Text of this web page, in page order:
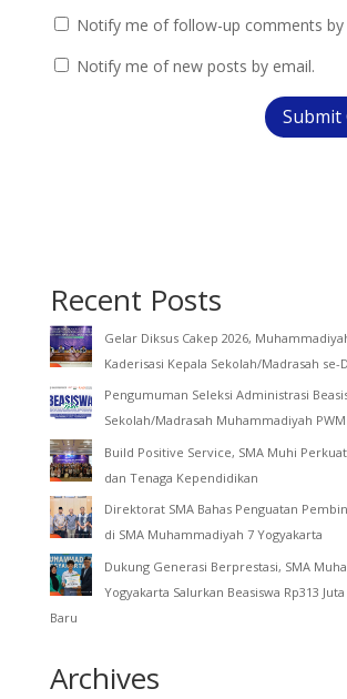
Notify me of follow-up comments by
Notify me of new posts by email.
Recent Posts
Gelar Diksus Cakep 2026,
Kaderisasi Kepala Sekolah/Madrasah se-
Pengumuman Seleksi Administrasi
Sekolah/Madrasah Muhammadiyah PWM
Build Positive Service, SMA Muhi
dan Tenaga Kependidikan
Direktorat SMA Bahas Penguatan
di SMA Muhammadiyah 7 Yogyakarta
Dukung Generasi Berprestasi, SMA
Yogyakarta Salurkan Beasiswa Rp313
Baru
Archives